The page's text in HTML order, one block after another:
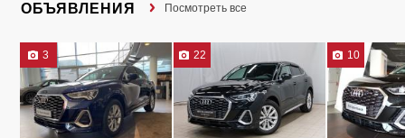
ОБЪЯВЛЕНИЯ Посмотреть все
3 22 10